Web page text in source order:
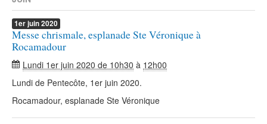
1erjuin2020
Messe chrismale, esplanade Ste Véronique à
Rocamadour
Lundi 1er juin 2020 de 10h30 à 12h00
Lundi de Pentecôte, 1er juin 2020.
Rocamadour, esplanade Ste Véronique